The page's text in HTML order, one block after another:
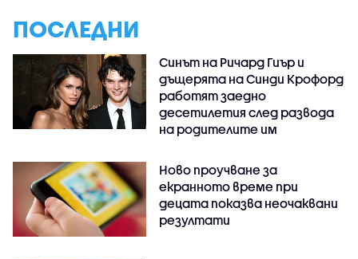
ПОСЛЕДНИ
Синът на Ричард Гиър и
дъщерята на Синди Крофорд
работят заедно
десетилетия след развода
на родителите им
Ново проучване за
екранното време при
децата показва неочаквани
резултати